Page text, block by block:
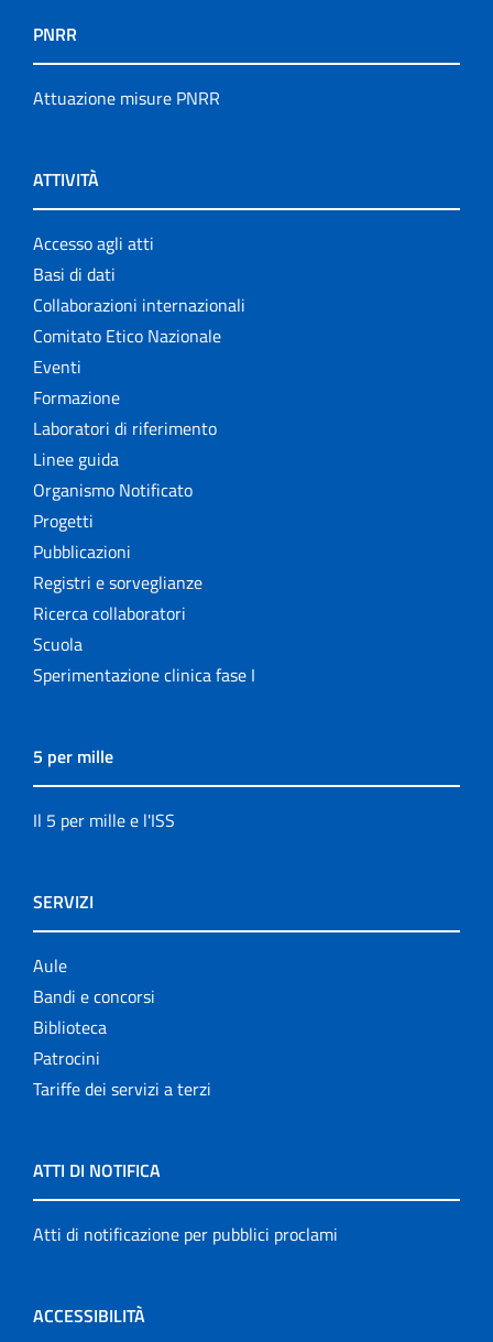
PNRR
Attuazione misure PNRR
ATTIVITÀ
Accesso agli atti
Basi di dati
Collaborazioni internazionali
Comitato Etico Nazionale
Eventi
Formazione
Laboratori di riferimento
Linee guida
Organismo Notificato
Progetti
Pubblicazioni
Registri e sorveglianze
Ricerca collaboratori
Scuola
Sperimentazione clinica fase I
5 per mille
Il 5 per mille e l'ISS
SERVIZI
Aule
Bandi e concorsi
Biblioteca
Patrocini
Tariffe dei servizi a terzi
ATTI DI NOTIFICA
Atti di notificazione per pubblici proclami
ACCESSIBILITÀ